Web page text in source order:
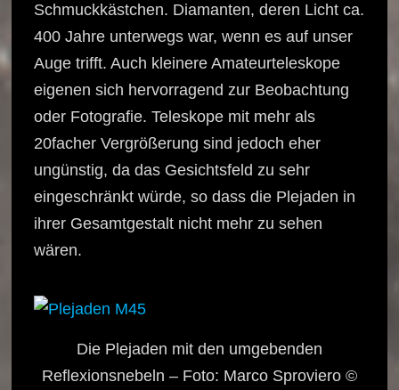
Schmuckkästchen. Diamanten, deren Licht ca.
400 Jahre unterwegs war, wenn es auf unser
Auge trifft. Auch kleinere Amateurteleskope
eigenen sich hervorragend zur Beobachtung
oder Fotografie. Teleskope mit mehr als
20facher Vergrößerung sind jedoch eher
ungünstig, da das Gesichtsfeld zu sehr
eingeschränkt würde, so dass die Plejaden in
ihrer Gesamtgestalt nicht mehr zu sehen
wären.
Die Plejaden mit den umgebenden
Reflexionsnebeln – Foto: Marco Sproviero ©